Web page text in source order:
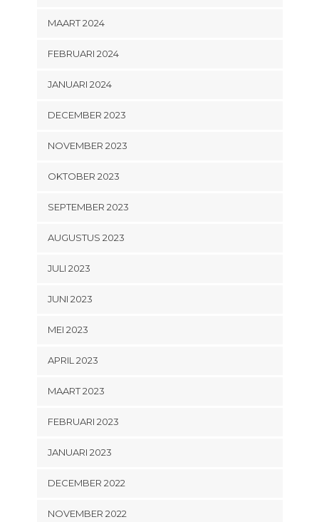
MAART 2024
FEBRUARI 2024
JANUARI 2024
DECEMBER 2023
NOVEMBER 2023
OKTOBER 2023
SEPTEMBER 2023
AUGUSTUS 2023
JULI 2023
JUNI 2023
MEI 2023
APRIL 2023
MAART 2023
FEBRUARI 2023
JANUARI 2023
DECEMBER 2022
NOVEMBER 2022